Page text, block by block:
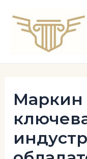
содержимому
Маркин